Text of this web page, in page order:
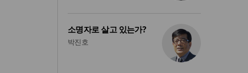
소명자로 살고 있는가?
박진호